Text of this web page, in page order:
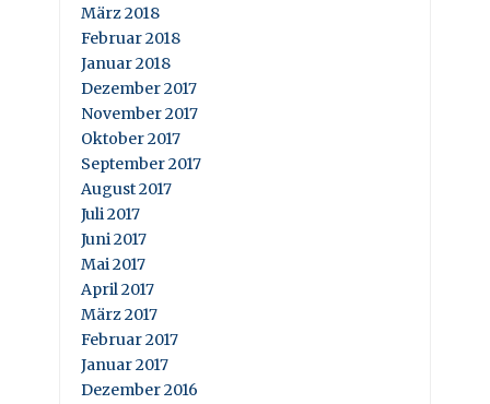
März 2018
Februar 2018
Januar 2018
Dezember 2017
November 2017
Oktober 2017
September 2017
August 2017
Juli 2017
Juni 2017
Mai 2017
April 2017
März 2017
Februar 2017
Januar 2017
Dezember 2016